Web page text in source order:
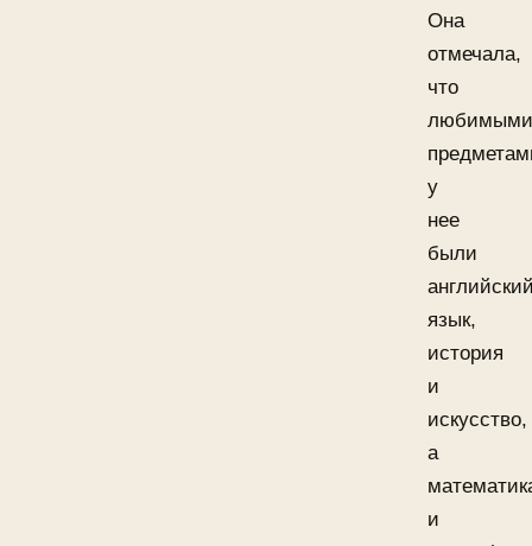
Она
отмечала,
что
любимыми
у
нее
были
язык,
история
и
искусство,
а
и